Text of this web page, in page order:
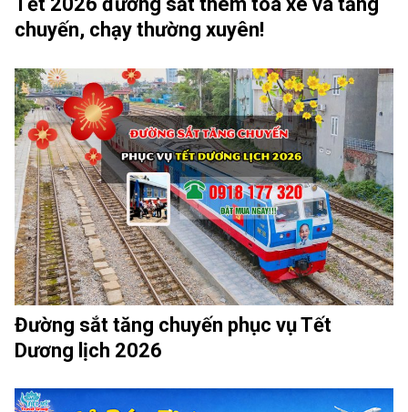
chuyến, chạy thường xuyên!
Đường sắt tăng chuyến phục vụ Tết
Dương lịch 2026